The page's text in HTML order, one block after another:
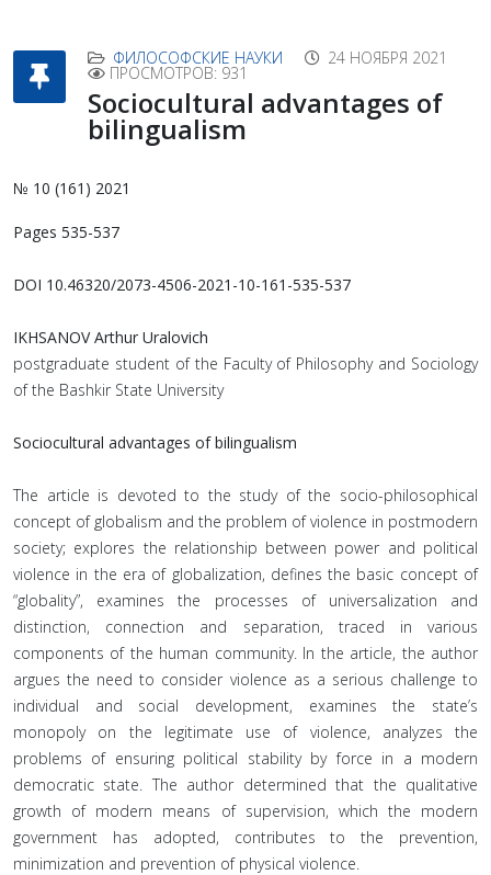
ФИЛОСОФСКИЕ НАУКИ 24 НОЯБРЯ 2021
ПРОСМОТРОВ: 931
Sociocultural advantages of
bilingualism
№ 10 (161) 2021
Pages 535-537
DOI 10.46320/2073-4506-2021-10-161-535-537
IKHSANOV Arthur Uralovich
postgraduate student of the Faculty of Philosophy and Sociology
of the Bashkir State University
Sociocultural advantages of bilingualism
The article is devoted to the study of the socio-philosophical
concept of globalism and the problem of violence in postmodern
society; explores the relationship between power and political
violence in the era of globalization, defines the basic concept of
“globality”, examines the processes of universalization and
distinction, connection and separation, traced in various
components of the human community. In the article, the author
argues the need to consider violence as a serious challenge to
individual and social development, examines the state’s
monopoly on the legitimate use of violence, analyzes the
problems of ensuring political stability by force in a modern
democratic state. The author determined that the qualitative
growth of modern means of supervision, which the modern
government has adopted, contributes to the prevention,
minimization and prevention of physical violence.